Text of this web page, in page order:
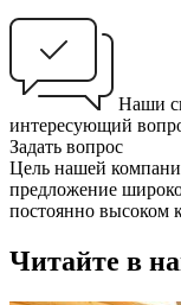
Наши
интересующий
Задать вопрос
Цель нашей
предложение
постоянно высоком
Читайте в